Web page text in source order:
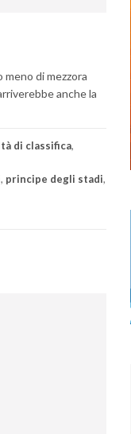
di mezzora
anche la
di classifica,
, principe degli stadi,